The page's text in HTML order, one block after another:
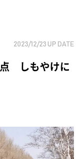
2023/12/23 UP DATE
しもやけに